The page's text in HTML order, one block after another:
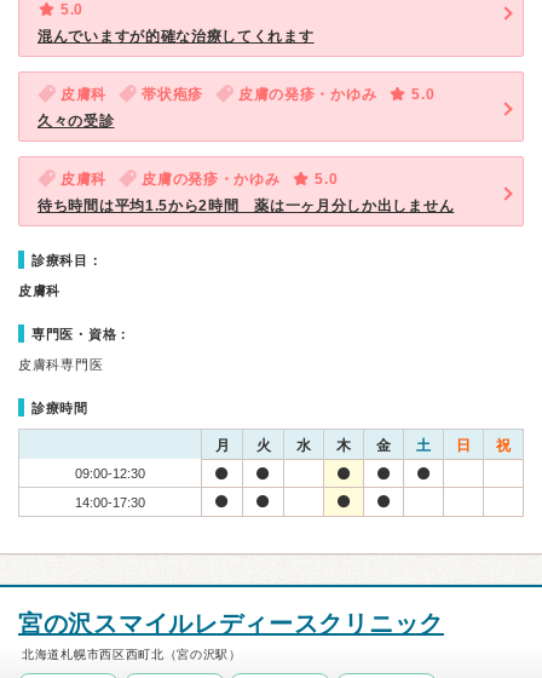
5.0
混んでいますが的確な治療してくれます
皮膚科 帯状疱疹 皮膚の発疹・かゆみ
5.0
久々の受診
皮膚科 皮膚の発疹・かゆみ
5.0
待ち時間は平均1.5から2時間 薬は一ヶ月分しか出しません
診療科目：
皮膚科
専門医・資格：
皮膚科専門医
診療時間
月 火 水 木 金 土 日 祝
09:00-12:30
14:00-17:30
宮の沢スマイルレディースクリニック
北海道札幌市西区西町北（宮の沢駅）